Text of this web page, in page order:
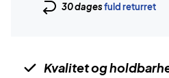
30 dagesfuld returret
Kvalitet og